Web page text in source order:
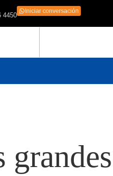
4450
Iniciar conversación
grandes